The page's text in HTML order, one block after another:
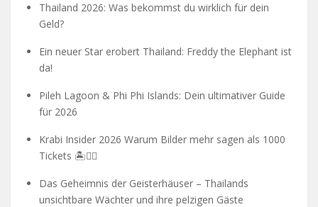
Thailand 2026: Was bekommst du wirklich für dein
Geld?
Ein neuer Star erobert Thailand: Freddy the Elephant ist
da!
Pileh Lagoon & Phi Phi Islands: Dein ultimativer Guide
für 2026
Krabi Insider 2026 Warum Bilder mehr sagen als 1000
Tickets 🏝️🧗‍♂️
Das Geheimnis der Geisterhäuser – Thailands
unsichtbare Wächter und ihre pelzigen Gäste